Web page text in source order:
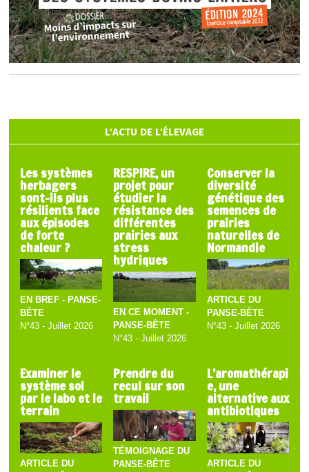
L'ACTU DE L'ÉLEVAGE
Les systèmes
herbagers
sont-ils plus
résilients face
aux épisodes
de forte
chaleur ?
EN BREF - PANSE-
BÊTE
N°43 - Juillet 2026
RESPIRE, un
projet pour
étudier la
résistance des
différentes
prairies aux
stress
hydriques
EN CE MOMENT -
PANSE-BÊTE
N°43 - Juillet 2026
Conserver la
diversité
génétique des
semences de
prairies
naturelles de
Normandie
ARTICLE DU
PANSE-BÊTE
N°43 - Juillet 2026
Examiner le
système sol
par le labo et le
terrain
ARTICLE DU
Prendre du
recul sur son
travail
TÉMOIGNAGE DU
PANSE-BÊTE
L’aromathérapi
e, une
alternative aux
antibiotiques
ARTICLE DU